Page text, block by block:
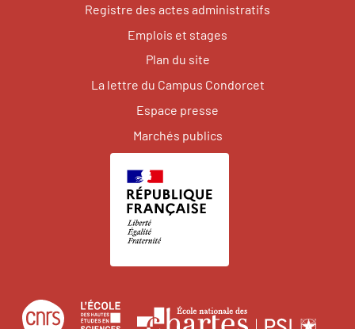
Registre des actes administratifs
Emplois et stages
Plan du site
La lettre du Campus Condorcet
Espace presse
Marchés publics
Centre École